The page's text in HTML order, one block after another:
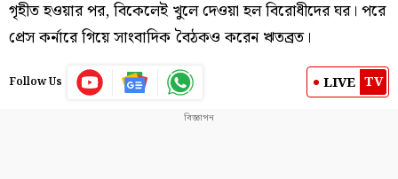
গৃহীত হওয়ার পর, বিকেলেই খুলে দেওয়া হল বিরোধীদের ঘর। পরে
প্রেস কর্নারে গিয়ে সাংবাদিক বৈঠকও করেন ঋতব্রত।
Follow Us LIVE TV